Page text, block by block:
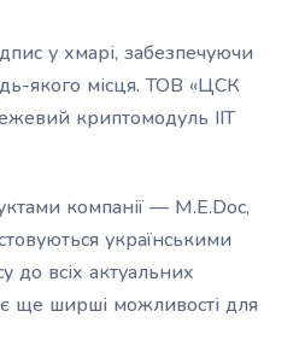
у хмарі, забезпечуючи
якого місця. ТОВ «ЦСК
криптомодуль ІІТ
компанії — M.E.Doc,
українськими
до всіх актуальних
ще ширші можливості для